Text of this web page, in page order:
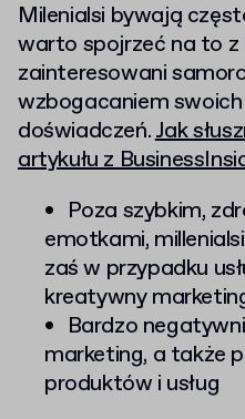
Milenialsi bywają
warto spojrzeć na to z
zainteresowani
wzbogacaniem
doświadczeń.Jak
artykułu z
Poza szybkim,
emotkami,
zaś w przypadku
kreatywny
Bardzo
marketing, a także
produktów i usług